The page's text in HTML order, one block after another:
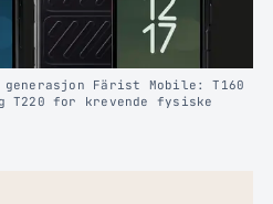
Färist Mobile: T160
T220 for krevende fysiske